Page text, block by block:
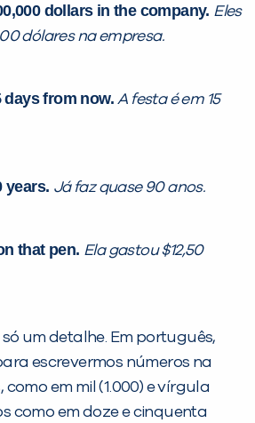
dollars in the company. Eles
dólares na empresa.
days from now. A festa é em 15
years. Já faz quase 90 anos.
that pen. Ela gastou $12,50
um detalhe. Em português,
escrevermos números na
em mil (1.000) e vírgula
como em doze e cinquenta